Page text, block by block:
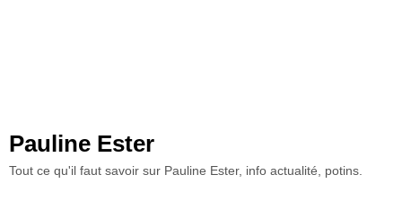
Pauline Ester
Tout ce qu'il faut savoir sur Pauline Ester, info actualité, potins.